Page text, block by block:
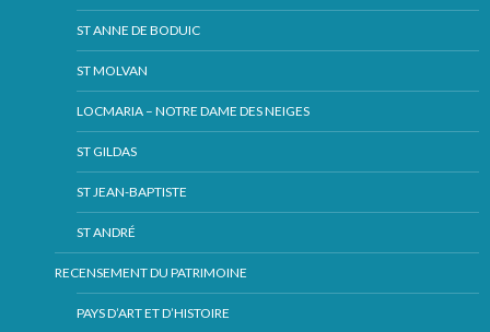
ST ANNE DE BODUIC
ST MOLVAN
LOCMARIA – NOTRE DAME DES NEIGES
ST GILDAS
ST JEAN-BAPTISTE
ST ANDRÉ
RECENSEMENT DU PATRIMOINE
PAYS D’ART ET D’HISTOIRE